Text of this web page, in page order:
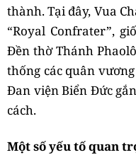
thành. Tại đây, Vua
“Royal Confrater”,
Đền thờ Thánh
thống các quân
Đan viện Biển Đức
cách.
Một số yếu tố quan